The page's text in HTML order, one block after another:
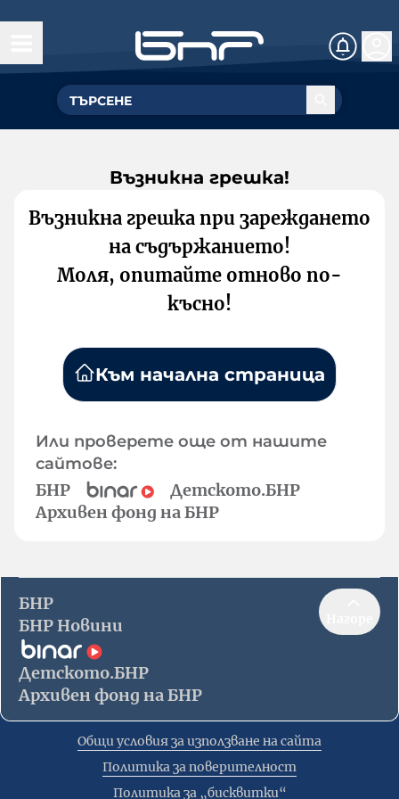
Възникна грешка!
Възникна грешка при зареждането
на съдържанието!
Моля, опитайте отново по-
късно!
Към начална страница
Или проверете още от нашите
сайтове:
БНР
Детското.БНР
Архивен фонд на БНР
БНР
БНР Новини
Детското.БНР
Архивен фонд на БНР
Общи условия за използване на сайта
Политика за поверителност
Политика за „бисквитки“